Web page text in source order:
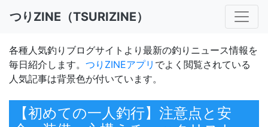
つりZINE（TSURIZINE）
各種人気釣りブログサイトより最新の釣りニュース情報を
毎日紹介します。 つりZINEアプリ でよく閲覧されている
人気記事は背景色が付いています。
【初めての一人釣行】注意点と安